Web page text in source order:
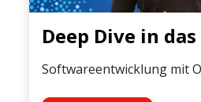
Deep Dive in
Softwareentwicklung mit